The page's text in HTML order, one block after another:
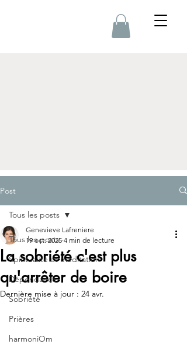
Post
Tous les posts
Spiritualité et méditation
Dépendance
Sobriété
Prières
harmoniOm
Tous les posts
La sobriété c'est plus
qu'arrêter de boire
Genevieve Lafreniere
19 oct. 2025 4 min de lecture
Dernière mise à jour : 24 avr.